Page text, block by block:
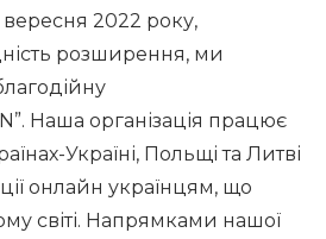
вересня 2022 року,
розширення, ми
Наша організація працює
Україні, Польщі та Литві
онлайн українцям, що
світі. Напрямками нашої